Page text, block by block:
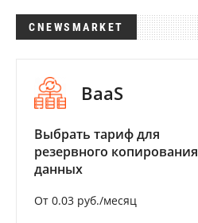
CNEWSMARKET
BaaS
Выбрать тариф для
резервного копирования
данных
От 0.03 руб./месяц